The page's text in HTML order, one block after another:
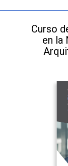
Curso
en la